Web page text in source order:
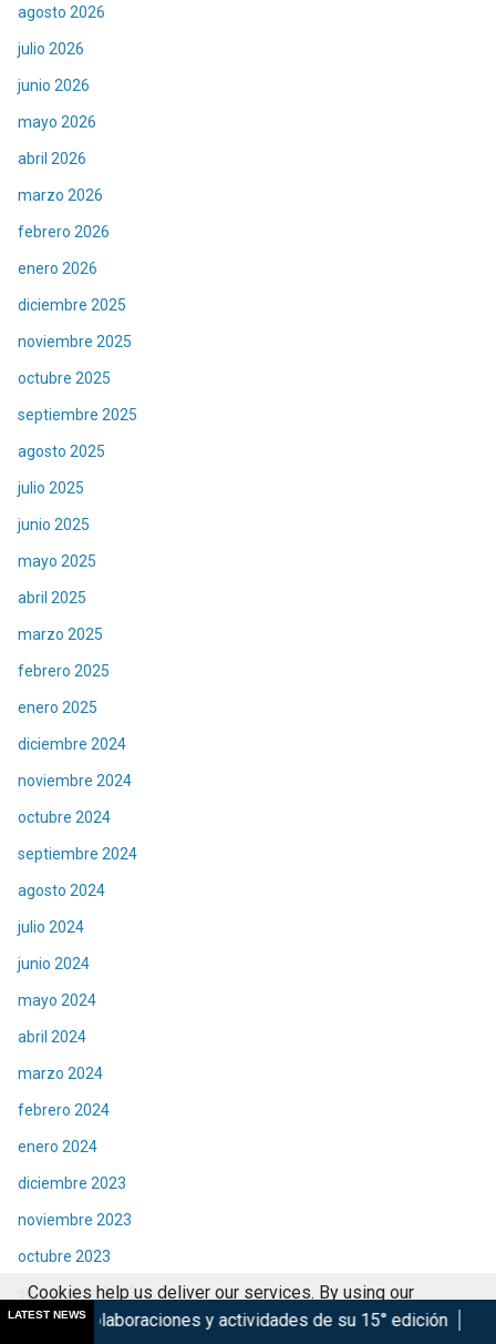
agosto 2026
julio 2026
junio 2026
mayo 2026
abril 2026
marzo 2026
febrero 2026
enero 2026
diciembre 2025
noviembre 2025
octubre 2025
septiembre 2025
agosto 2025
julio 2025
junio 2025
mayo 2025
abril 2025
marzo 2025
febrero 2025
enero 2025
diciembre 2024
noviembre 2024
octubre 2024
septiembre 2024
agosto 2024
julio 2024
junio 2024
mayo 2024
abril 2024
marzo 2024
febrero 2024
enero 2024
diciembre 2023
noviembre 2023
octubre 2023
septiembre 2023
agosto 2023
LATEST NEWSy actividades de su 15° edición Marsupilami: Caos
Cookies help us deliver our services. By using our
services, you agree to our use of cookies.
Got it